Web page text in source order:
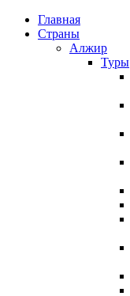
Главная
Страны
Алжир
Туры